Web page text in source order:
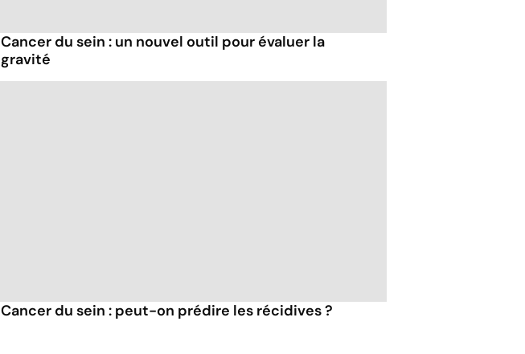
Cancer du sein : un nouvel outil pour évaluer la
gravité
Cancer du sein : peut-on prédire les récidives ?